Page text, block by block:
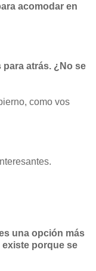
acomodar en
atrás. ¿No se
como vos
una opción más
porque se